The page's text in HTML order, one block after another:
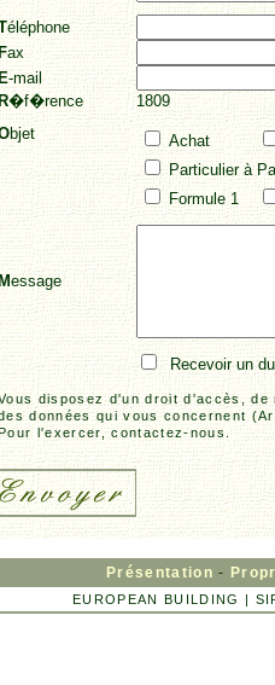
éléphone
ax
-mail
R�f�rence
1809
bjet
Achat
Particulier à
Formule 1
Message
Recevoir un
disposez d'un droit d'accès,
données qui vous concernent
l'exercer, contactez-nous.
Présentation -
EUROPEAN BUILDING |